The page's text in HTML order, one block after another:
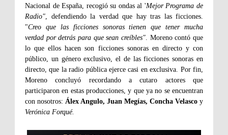
Nacional de España, recogió su ondas al 'Mejor Programa de
Radio", defendiendo la verdad que hay tras las ficciones.
"Creo que las ficciones sonoras tienen que tener mucha
verdad por detrás para que sean creíbles". Moreno contó que
lo que ellos hacen son ficciones sonoras en directo y con
público, un género exclusivo, el de las ficciones sonoras en
directo, que la radio pública ejerce casi en exclusiva. Por fin,
Moreno concluyó recordando a cutaro actores que
participaron en estas producciones, y que ya no se encuentran
con nosotros: Álex Angulo, Juan Megías, Concha Velasco y
Verónica Forqué.